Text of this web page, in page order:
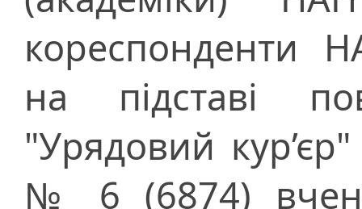
кореспонденти
на підставі
"Урядовий
№ 6 (6874)